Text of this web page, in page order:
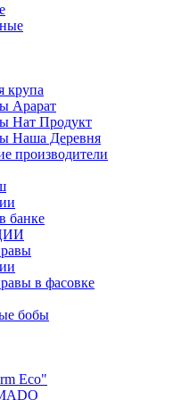
крупа
Арарат
Нат Продукт
Наша Деревня
производители
банке
в фасовке
бобы
Eco"